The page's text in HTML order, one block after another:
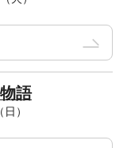
語
）